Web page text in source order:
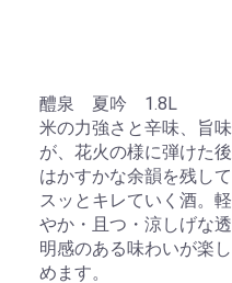
醴泉 夏吟 1.8L
米の力強さと辛味、旨味
が、花火の様に弾けた後
はかすかな余韻を残して
スッとキレていく酒。軽
やか・且つ・涼しげな透
明感のある味わいが楽し
めます。